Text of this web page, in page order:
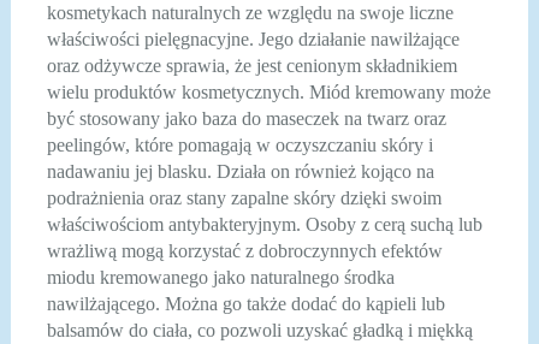
kosmetykach naturalnych ze względu na swoje liczne
właściwości pielęgnacyjne. Jego działanie nawilżające
oraz odżywcze sprawia, że jest cenionym składnikiem
wielu produktów kosmetycznych. Miód kremowany może
być stosowany jako baza do maseczek na twarz oraz
peelingów, które pomagają w oczyszczaniu skóry i
nadawaniu jej blasku. Działa on również kojąco na
podrażnienia oraz stany zapalne skóry dzięki swoim
właściwościom antybakteryjnym. Osoby z cerą suchą lub
wrażliwą mogą korzystać z dobroczynnych efektów
miodu kremowanego jako naturalnego środka
nawilżającego. Można go także dodać do kąpieli lub
balsamów do ciała, co pozwoli uzyskać gładką i miękką